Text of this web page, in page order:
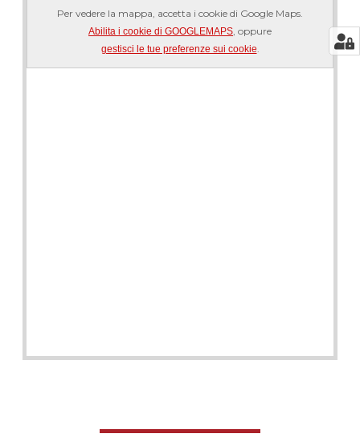
Per vedere la mappa, accetta i cookie di Google Maps.
Abilita i cookie di GOOGLEMAPS, oppure
gestisci le tue preferenze sui cookie.